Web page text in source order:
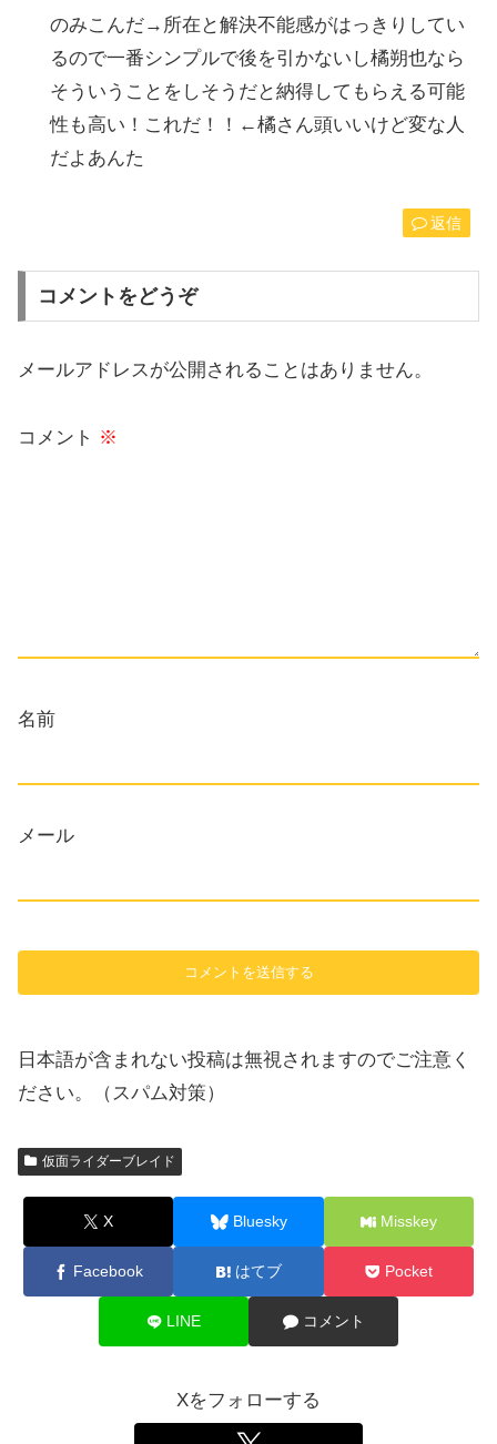
のみこんだ→所在と解決不能感がはっきりしてい
るので一番シンプルで後を引かないし橘朔也なら
そういうことをしそうだと納得してもらえる可能
性も高い！これだ！！←橘さん頭いいけど変な人
だよあんた
返信
コメントをどうぞ
メールアドレスが公開されることはありません。
コメント ※
名前
メール
日本語が含まれない投稿は無視されますのでご注意く
ださい。（スパム対策）
仮面ライダーブレイド
X Bluesky Misskey
Facebook はてブ Pocket
LINE コメント
Xをフォローする